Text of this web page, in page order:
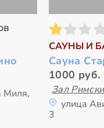
Миля,
САУНЫ И
Сауна
1000 руб.
Зал
улица
3